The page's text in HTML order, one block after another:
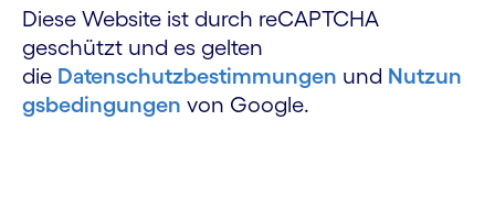
Diese Website ist durch reCAPTCHA
geschützt und es gelten
die Datenschutzbestimmungen und Nutzun
gsbedingungen von Google.